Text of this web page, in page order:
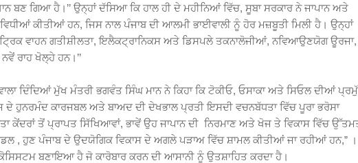
ਬਣ ਗਿਆ ਹੈ।’’ ਉਨ੍ਹਾਂ ਦੱਸਿਆ ਕਿ ਹਾਲ ਹੀ ਦੇ ਮਹੀਨਿਆਂ ਵਿੱਚ, ਸੂਬਾ ਸਰਕਾਰ ਨੇ ਜਾਪਾਨ ਅਤੇ
ਕੀਤੀਆਂ ਹਨ, ਜਿਸ ਨਾਲ ਪੰਜਾਬ ਦੀ ਆਲਮੀ ਭਾਈਵਾਲੀ ਨੂੰ ਹੋਰ ਮਜ਼ਬੂਤੀ ਮਿਲੀ ਹੈ। ਉਨ੍ਹਾਂ
ਵਾਹਨ ਗਤੀਸ਼ੀਲਤਾ, ਇਲੈਕਟ੍ਰਾਨਿਕਸ ਅਤੇ ਡਿਸਪਲੇ ਤਕਨਾਲੋਜੀਆਂ, ਨਵਿਆਉਣਯੋਗ ਊਰਜਾ,
ਰਾਹ ਖੋਲ੍ਹੇ ਹਨ।’’
ਦਿੰਦਿਆਂ ਮੁੱਖ ਮੰਤਰੀ ਭਗਵੰਤ ਸਿੰਘ ਮਾਨ ਨੇ ਕਿਹਾ ਕਿ ਟੋਕੀਓ, ਓਸਾਕਾ ਅਤੇ ਸਿਓਲ ਦੀਆਂ
ਹੁਨਰਮੰਦ ਕਾਰਜਬਲ ਅਤੇ ਬਾਅਦ ਦੀ ਦੇਖਭਾਲ ਪ੍ਰਤੀ ਇਸਦੀ ਵਚਨਬੱਧਤਾ ਵਿੱਚ ਪੂਰਾ ਭਰੋਸਾ
ਕੇਂਦਰਾਂ ਤੋਂ ਪ੍ਰਾਪਤ ਸਿੱਖਿਆਵਾਂ, ਭਾਵੇਂ ਉਹ ਜਾਪਾਨ ਦੀ ਨਿਰਮਾਣ ਅਤੇ ਖੋਜ ਤੇ ਵਿਕਾਸ ਵਿੱਚ
, ਹੁਣ ਪੰਜਾਬ ਦੇ ਉਦਯੋਗਿਕ ਵਿਕਾਸ ਦੇ ਅਗਲੇ ਪੜਾਅ ਵਿੱਚ ਸ਼ਾਮਲ ਕੀਤੀਆਂ ਜਾ ਰਹੀਆਂ ਹਨ,” ।
ਬਣਾਇਆ ਹੈ ਜੋ ਕਾਰੋਬਾਰ ਕਰਨ ਦੀ ਆਸਾਨੀ ਨੂੰ ਉਤਸ਼ਾਹਿਤ ਕਰਦਾ ਹੈ।